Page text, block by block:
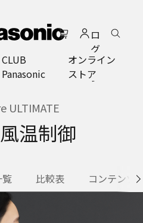
ロ
グ
イ
ン
CLUB
Panasonic
オンライン
ストア
ULTIMATE
温制御
覧 比較表 コンテンツ